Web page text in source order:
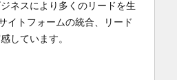
ネスにより多くのリードを生
イトフォームの統合、リード
しています。